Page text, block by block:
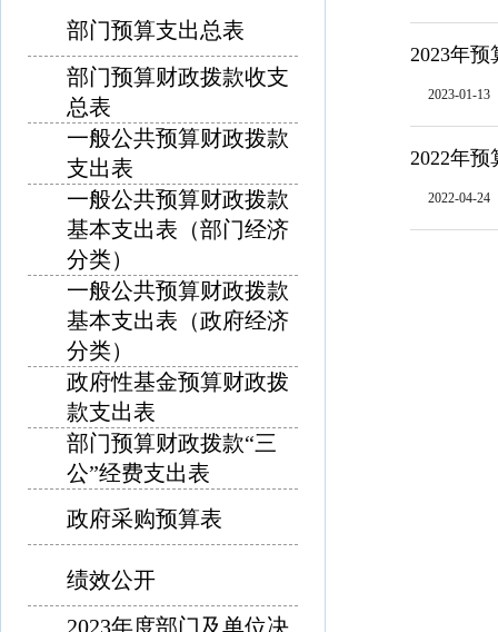
部门预算支出总表
部门预算财政拨款收支
总表
一般公共预算财政拨款
支出表
一般公共预算财政拨款
基本支出表（部门经济
分类）
一般公共预算财政拨款
基本支出表（政府经济
分类）
政府性基金预算财政拨
款支出表
部门预算财政拨款“三
公”经费支出表
政府采购预算表
绩效公开
2023年度部门及单位决
2023年
2023-01-13
2022年
2022-04-24